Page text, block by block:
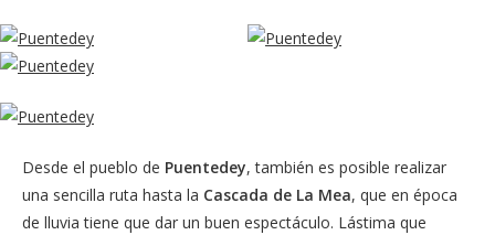
Desde el pueblo de Puentedey, también es posible realizar
una sencilla ruta hasta la Cascada de La Mea, que en época
de lluvia tiene que dar un buen espectáculo. Lástima que